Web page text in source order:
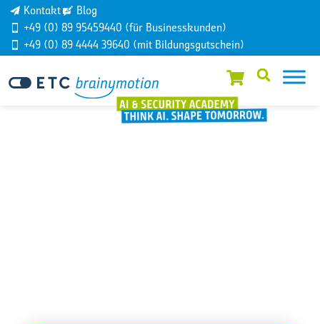
Kontakt
Blog
+49 (0) 89 95459440 (für Businesskunden)
+49 (0) 89 4444 39640 (mit Bildungsgutschein)